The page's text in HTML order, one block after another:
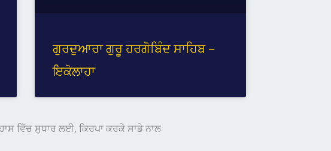
ਗੁਰਦੁਆਰਾ ਗੁਰੂ ਹਰਗੋਬਿੰਦ ਸਾਹਿਬ –
ਇਕੋਲਾਹਾ
ਵਿੱਚ ਸੁਧਾਰ ਲਈ, ਕਿਰਪਾ ਕਰਕੇ ਸਾਡੇ ਨਾਲ